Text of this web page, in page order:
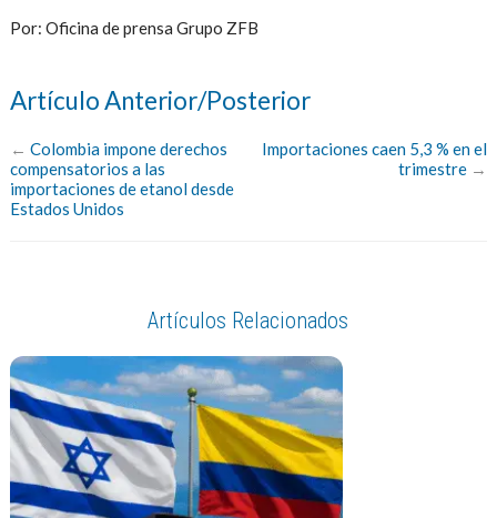
Por: Oficina de prensa Grupo ZFB
Artículo Anterior/Posterior
← Colombia impone derechos
compensatorios a las
importaciones de etanol desde
Estados Unidos
Importaciones caen 5,3 % en el
trimestre →
Artículos Relacionados